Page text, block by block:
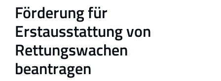
Förderung für
Erstausstattung von
Rettungswachen
beantragen